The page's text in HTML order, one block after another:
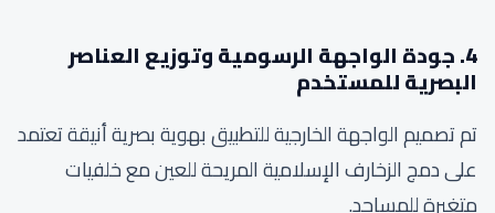
4. جودة الواجهة الرسومية وتوزيع العناصر
البصرية للمستخدم
تم تصميم الواجهة الخارجية للتطبيق بهوية بصرية أنيقة تعتمد
على دمج الزخارف الإسلامية المريحة للعين مع خلفيات
متغيرة للمساجد.